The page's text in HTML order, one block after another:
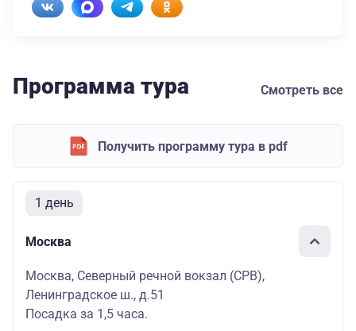
Программа тура Смотреть все
Получить программу тура в pdf
1 день
Москва
Москва, Северный речной вокзал (СРВ),
Ленинградское ш., д.51
Посадка за 1,5 часа.